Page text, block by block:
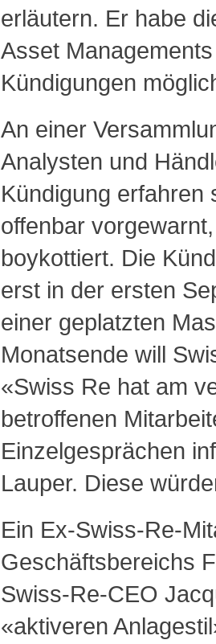
erläutern. Er habe
Asset
Kündigungen
An einer
Analysten und
Kündigung erfahren
offenbar
boykottiert. Die
erst in der ersten
einer geplatzten
Monatsende will
«Swiss Re hat am
betroffenen
Einzelgesprächen
Lauper. Diese
Ein Ex-Swiss-Re-
Geschäftsbereichs
Swiss-Re-CEO
«aktiveren